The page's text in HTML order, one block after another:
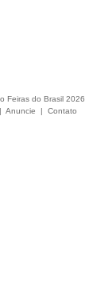
Feiras do Brasil 2026
| Anuncie | Contato